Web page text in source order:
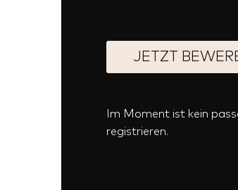
JETZT
Im Moment ist kein
registrieren.